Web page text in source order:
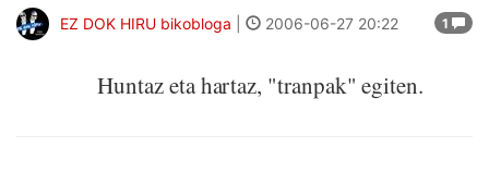
1
EZ DOK HIRU bikobloga 2006-06-27 20:22
Huntaz eta hartaz, "tranpak" egiten.